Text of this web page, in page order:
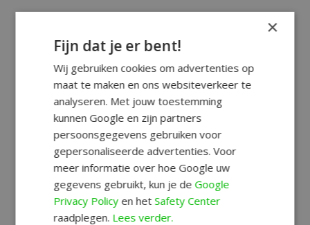
×
Fijn dat je er bent!
Wij gebruiken cookies om advertenties op
maat te maken en ons websiteverkeer te
analyseren. Met jouw toestemming
kunnen Google en zijn partners
persoonsgegevens gebruiken voor
gepersonaliseerde advertenties. Voor
meer informatie over hoe Google uw
gegevens gebruikt, kun je deGoogle
Privacy Policyen hetSafety Center
raadplegen. Lees verder.